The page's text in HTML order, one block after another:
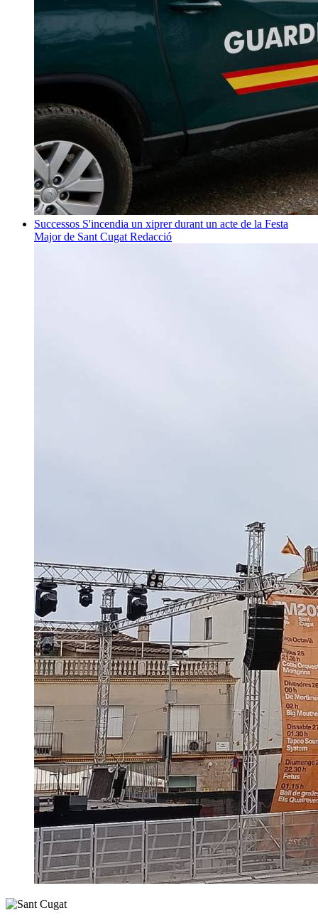
Successos S'incendia un xiprer durant un acte de la Festa
Major de Sant Cugat Redacció